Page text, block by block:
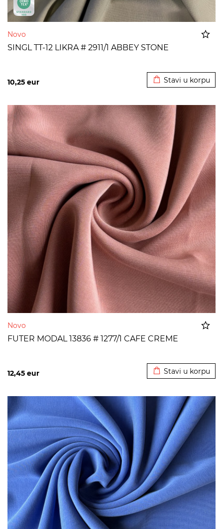
Novo
SINGL TT-12 LIKRA # 2911/1 ABBEY STONE
10,25 eur Stavi u korpu
Novo
FUTER MODAL 13836 # 1277/1 CAFE CREME
12,45 eur Stavi u korpu